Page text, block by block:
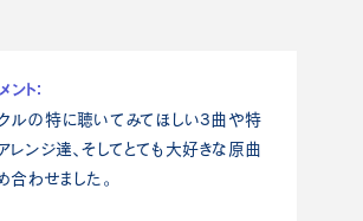
ト：
ルの特に聴いてみてほしい3曲や特
レンジ達、そしてとても大好きな原曲
合わせました。